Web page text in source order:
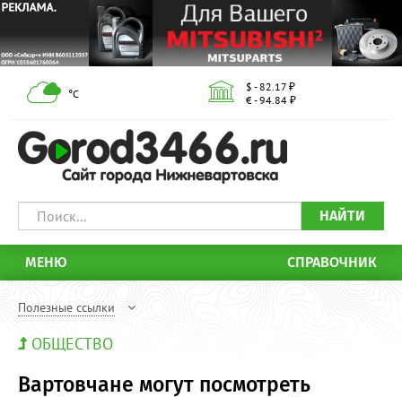
°С
$ - 82.17 ₽
€ - 94.84 ₽
НАЙТИ
МЕНЮ СПРАВОЧНИК
Полезные ссылки
ОБЩЕСТВО
Вартовчане могут посмотреть